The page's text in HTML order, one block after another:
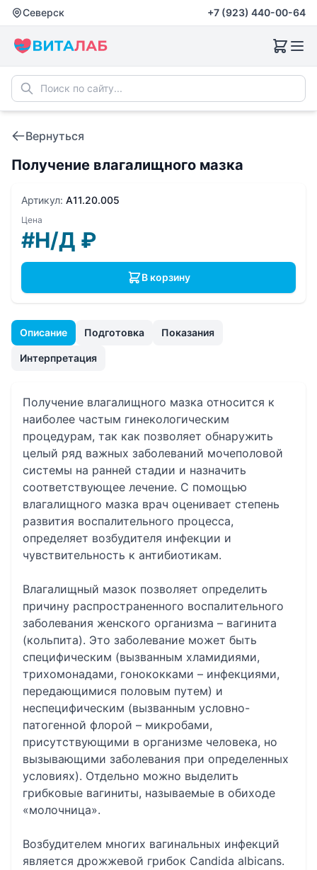
Северск +7 (923) 440-00-64
Вернуться
Получение влагалищного мазка
Описание Подготовка Показания
Интерпретация
Получение влагалищного мазка относится к
наиболее частым гинекологическим
процедурам, так как позволяет обнаружить
целый ряд важных заболеваний мочеполовой
системы на ранней стадии и назначить
соответствующее лечение. С помощью
влагалищного мазка врач оценивает степень
развития воспалительного процесса,
определяет возбудителя инфекции и
чувствительность к антибиотикам.
Влагалищный мазок позволяет определить
причину распространенного воспалительного
заболевания женского организма – вагинита
(кольпита). Это заболевание может быть
специфическим (вызванным хламидиями,
трихомонадами, гонококками – инфекциями,
передающимися половым путем) и
неспецифическим (вызванным условно-
патогенной флорой – микробами,
присутствующими в организме человека, но
вызывающими заболевания при определенных
условиях). Отдельно можно выделить
грибковые вагиниты, называемые в обиходе
«молочница».
Возбудителем многих вагинальных инфекций
является дрожжевой грибок Candida albicans.
Артикул: A11.20.005
Цена
#Н/Д ₽
В корзину